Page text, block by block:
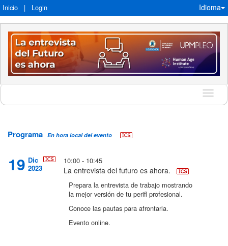
Inicio | Login Idioma
Idioma
Programa En hora local del evento
19 Dic
2023
10:00 - 10:45
La entrevista del futuro es ahora.
Prepara la entrevista de trabajo mostrando
la mejor versión de tu perifl profesional.
Conoce las pautas para afrontarla.
Evento online.